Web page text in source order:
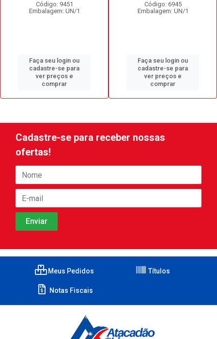
Código: 9451
Embalagem: UN/1
Faça seu login ou
cadastre-se para
ver preços e
comprar
Código: 6945
Embalagem: UN/1
Faça seu login ou
cadastre-se para
ver preços e
comprar
Cadastre-se para receber nossas
ofertas!
Meus Pedidos Títulos
Notas Fiscais